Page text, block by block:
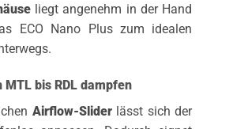
liegt angenehm in der Hand
ECO Nano Plus zum idealen
MTL bis RDL dampfen
Airflow-Sliderlässt sich der